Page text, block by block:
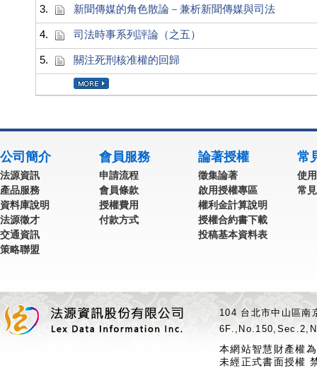
3. 新聞傳媒的角色散論－兼析新聞傳媒與司法
4. 司法時事系列評論（之五）
5. 關注死刑核准權的回歸
公司簡介
法源資訊
產品服務
資料庫說明
法源徵才
交通資訊
策略聯盟
會員服務
申請流程
會員條款
授權費用
付款方式
論著授權
徵集論著
啟用授權專區
權利金計算說明
授權合約書下載
投稿基本資料表
常
使
常
104 台北市中山區
本網站智慧財產權
未經正式書面授權